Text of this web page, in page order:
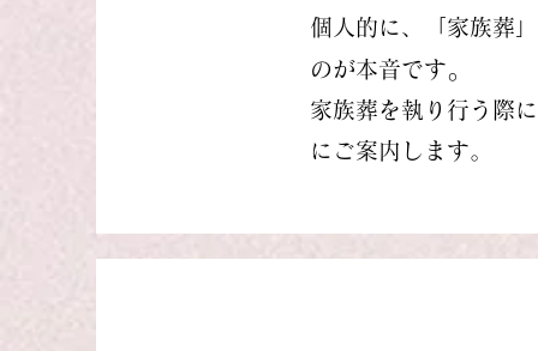
個人的に、「家族葬
のが本音です。
家族葬を執り行う際
にご案内します。